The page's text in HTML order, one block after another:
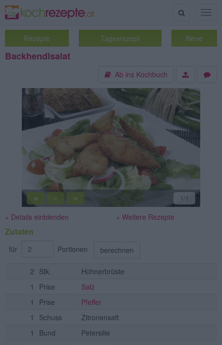
Suche
Rezepte Tagesrezept Neue
Backhendlsalat
Ab ins Kochbuch
« || » 1/1
» Details einblenden » Weitere Rezepte
Zutaten
für Portionen berechnen
2 Stk.
Hühnerbrüste
1
Prise
Salz
1
Prise
Pfeffer
1
Schuss
Zitronensaft
1
Bund
Petersilie